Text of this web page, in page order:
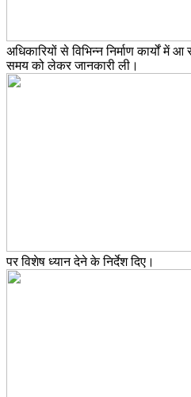
अधिकारियों से विभिन्न निर्माण कार्यों
समय को लेकर जानकारी ली।
पर विशेष ध्यान देने के निर्देश दिए।